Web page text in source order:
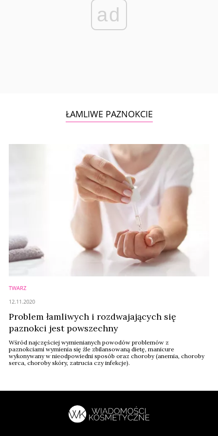
ad
ŁAMLIWE PAZNOKCIE
TWARZ
Problem łamliwych i rozdwajających się
paznokci jest powszechny
Wśród najczęściej wymienianych powodów problemów z
paznokciami wymienia się źle zbilansowaną dietę, manicure
wykonywany w nieodpowiedni sposób oraz choroby (anemia, choroby
serca, choroby skóry, zatrucia czy infekcje).
12.11.2020